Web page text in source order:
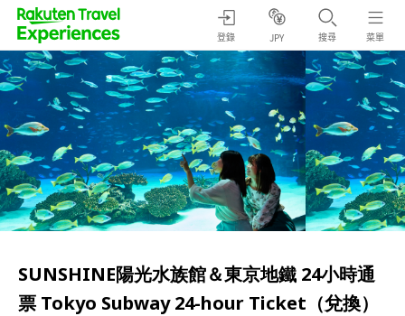
登錄 JPY 搜尋 菜單
SUNSHINE陽光水族館＆東京地鐵 24小時通
票 Tokyo Subway 24-hour Ticket（兌換）